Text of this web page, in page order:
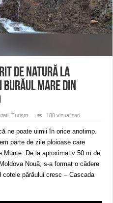
– 04.08.2026 – avarie – Calea
avarie
de natură la
Burăul Mare din
,Turism 188 vizualizari
ne poate uimii în orice anotimp.
parte de zile ploioase care
Munte. De la aproximativ 50 m de
Nouă, s-a format o cădere
pârâului cresc – Cascada